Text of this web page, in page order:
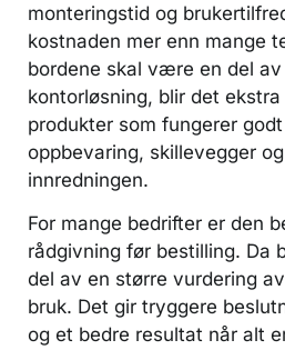
monteringstid og
kostnaden mer enn mange
bordene skal være en del
kontorløsning, blir det
produkter som fungerer
oppbevaring, skillevegger
innredningen.
For mange bedrifter er den
rådgivning før bestilling. Da
del av en større vurdering
bruk. Det gir tryggere
og et bedre resultat når alt